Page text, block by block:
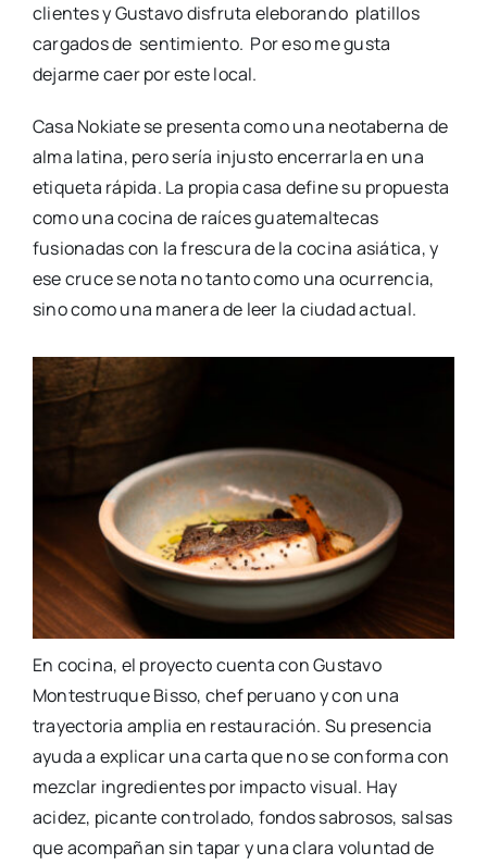
clientes y Gustavo disfruta eleborando platillos
cargados de sentimiento. Por eso me gusta
dejarme caer por este local.
Casa Nokiate se presenta como una neotaberna de
alma latina, pero sería injusto encerrarla en una
etiqueta rápida. La propia casa define su propuesta
como una cocina de raíces guatemaltecas
fusionadas con la frescura de la cocina asiática, y
ese cruce se nota no tanto como una ocurrencia,
sino como una manera de leer la ciudad actual.
En cocina, el proyecto cuenta con Gustavo
Montestruque Bisso, chef peruano y con una
trayectoria amplia en restauración. Su presencia
ayuda a explicar una carta que no se conforma con
mezclar ingredientes por impacto visual. Hay
acidez, picante controlado, fondos sabrosos, salsas
que acompañan sin tapar y una clara voluntad de